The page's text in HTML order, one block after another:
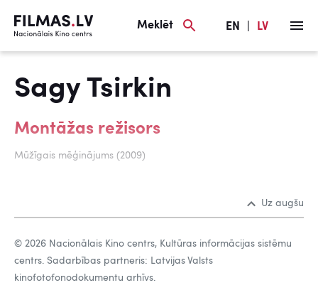
Meklēt EN LV
Sagy Tsirkin
Montāžas režisors
Mūžīgais mēģinājums (2009)
Uz augšu
© 2026 Nacionālais Kino centrs, Kultūras informācijas sistēmu
centrs. Sadarbības partneris: Latvijas Valsts
kinofotofonodokumentu arhīvs.